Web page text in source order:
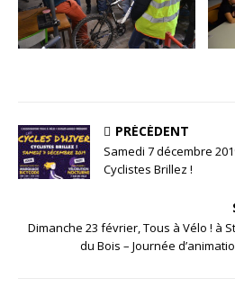
PRÉCÉDENT
Samedi 7 décembre
Cyclistes Brillez !
Dimanche 23 février, Tous à Vélo ! à
du Bois – Journée